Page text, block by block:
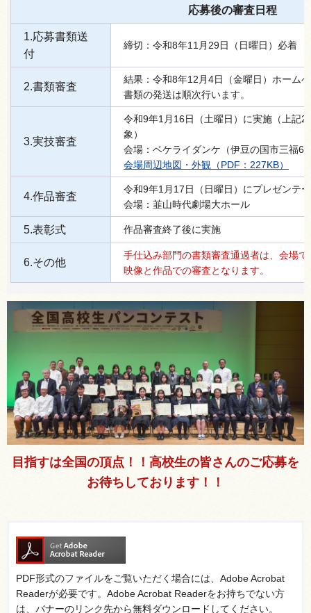
応募後の審査日程
1.応募書類送
付
締切：令和8年11月29日（日曜日）必着
2.書類審査
結果：令和8年12月4日（金曜日）ホーム
書類の発送は順次行います。
3.実技審査
令和9年1月16日（土曜日）に実施（上記
象）
会場：ベケライダンケ（伊豆の国市三福
会場周辺地図・外観（PDF：227KB）
4.作品審査
令和9年1月17日（日曜日）にプレゼンテ
会場：韮山時代劇場大ホール
5.表彰式 作品審査終了後に実施
6.その他
手仕込み部門の書類審査通過者は、会場
映像と作品での審査となります。
目指すは全国の頂点！！高校生の皆さんのご応募を
お待ちしております！！
PDF形式のファイルをご覧いただく場合には、Adobe Acrobat
Readerが必要です。Adobe Acrobat Readerをお持ちでない方
は、バナーのリンク先から無料ダウンロードしてください。